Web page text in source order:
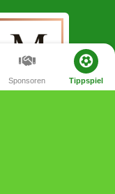
Sponsoren Tippspiel